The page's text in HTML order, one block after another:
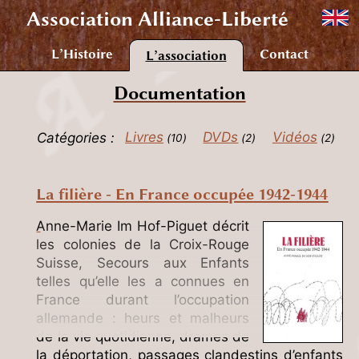
AssociationAlliance-Liberté
L’Histoire L’association Contact
Documentation
Catégories : Livres 10 DVDs 2 Vidéos 2
La filière - En France occupée 1942-1944
Anne-Marie Im Hof-Piguet décrit
les colonies de la Croix-Rouge
Suisse, Secours aux Enfants
telles qu’elle les a connues en
France durant l’occupation
allemande : heurs et malheurs
de la vie quotidienne, drames de
la déportation, passages clandestins d’enfants